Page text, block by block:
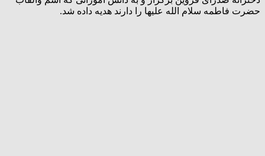
حضرت فاطمه سلام الله علیها را دارند هدیه داده شد.